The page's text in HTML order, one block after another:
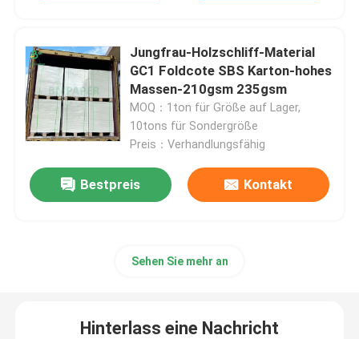
Jungfrau-Holzschliff-Material
GC1 Foldcote SBS Karton-hohes
Massen-210gsm 235gsm
MOQ：1ton für Größe auf Lager,
10tons für Sondergröße
Preis：Verhandlungsfähig
Bestpreis Kontakt
Sehen Sie mehr an
Hinterlass eine Nachricht